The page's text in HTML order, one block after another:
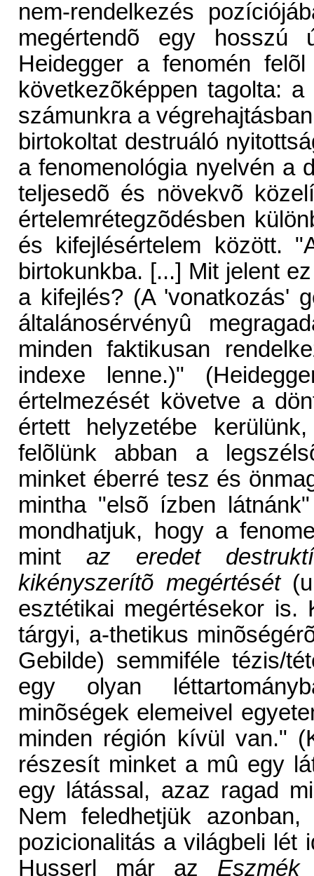
nem-rendelkezés
megértendõ egy
Heidegger a fenomén
következõképpen tagolta:
számunkra a
birtokoltat destruáló
a fenomenológia nyelvén a
teljesedõ és növekvõ
értelemrétegzõdésben
és kifejlésértelem között.
birtokunkba. [...] Mit jelent
a kifejlés? (A 'vonatkozás'
általánosérvényû
minden faktikusan
indexe lenne.)"
értelmezését követve a
értett helyzetébe
felõlünk abban a
minket éberré tesz és
mintha "elsõ ízben
mondhatjuk, hogy a
mint az eredet
kikényszerítõ megértését
esztétikai megértésekor is.
tárgyi, a-thetikus
Gebilde) semmiféle tézis/
egy olyan
minõségek elemeivel
minden régión kívül van."
részesít minket a mû egy
egy látással, azaz ragad
Nem feledhetjük
pozicionalitás a világbeli lét
Husserl már az Eszmék